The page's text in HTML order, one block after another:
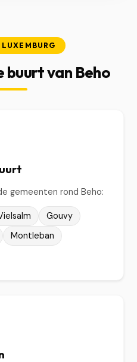
buurt van Beho
gemeenten rond Beho:
Gouvy
Montleban